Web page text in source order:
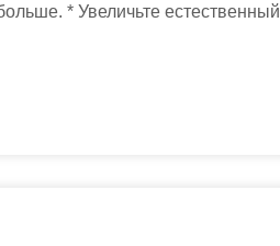
* Увеличьте естественный